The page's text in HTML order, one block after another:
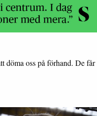
döma oss på förhand. De får